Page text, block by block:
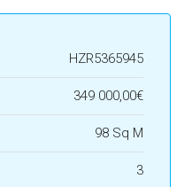
HZR5365945
349 000,00€
98 Sq M
3